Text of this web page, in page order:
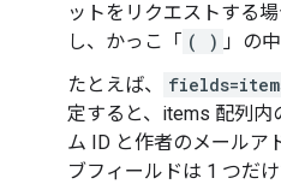
ットをリクエストする
し、かっこ「 ( ) 」の
たとえば、
定すると、items 配列内
ム ID と作者のメールア
ブフィールドは 1 つだ